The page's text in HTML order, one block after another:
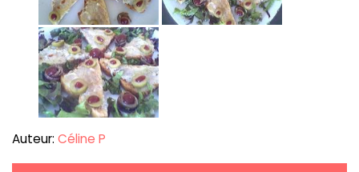
Auteur: Céline P